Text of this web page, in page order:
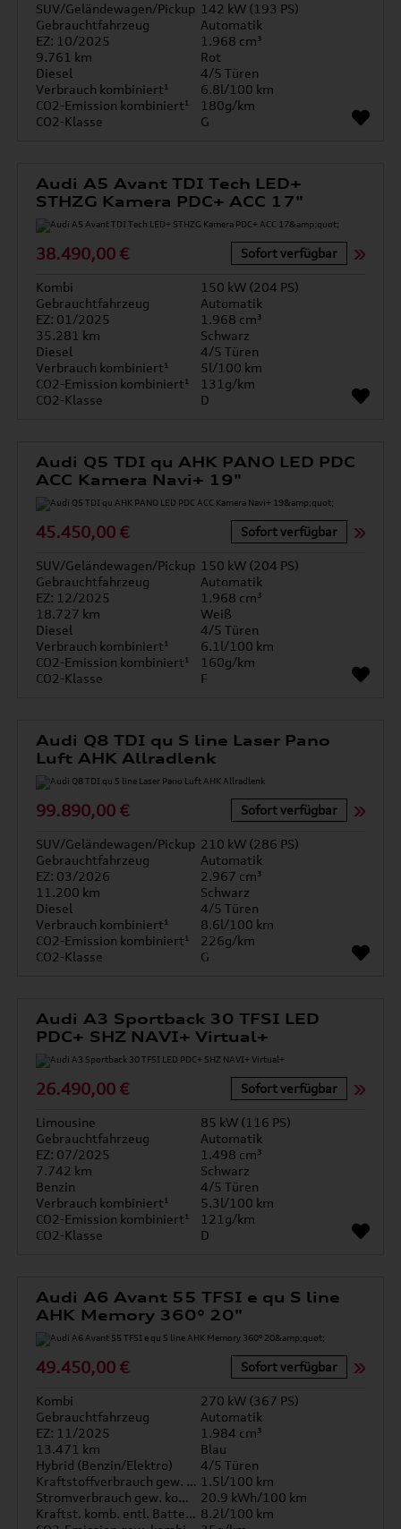
SUV/Geländewagen/Pickup 142 kW (193 PS)
Gebrauchtfahrzeug
Automatik
EZ: 10/2025
1.968 cm³
9.761 km
Rot
Diesel
4/5 Türen
Verbrauch kombiniert¹
6.8l/100 km
CO2-Emission kombiniert¹
180g/km
CO2-Klasse
G
Audi A5 Avant TDI Tech LED+
STHZG Kamera PDC+ ACC 17"
38.490,00 € Sofort verfügbar
Kombi
150 kW (204 PS)
Gebrauchtfahrzeug
Automatik
EZ: 01/2025
1.968 cm³
35.281 km
Schwarz
Diesel
4/5 Türen
Verbrauch kombiniert¹
5l/100 km
CO2-Emission kombiniert¹
131g/km
CO2-Klasse
D
Audi Q5 TDI qu AHK PANO LED PDC
ACC Kamera Navi+ 19"
45.450,00 € Sofort verfügbar
SUV/Geländewagen/Pickup 150 kW (204 PS)
Gebrauchtfahrzeug
Automatik
EZ: 12/2025
1.968 cm³
18.727 km
Weiß
Diesel
4/5 Türen
Verbrauch kombiniert¹
6.1l/100 km
CO2-Emission kombiniert¹
160g/km
CO2-Klasse
F
Audi Q8 TDI qu S line Laser Pano
Luft AHK Allradlenk
99.890,00 € Sofort verfügbar
SUV/Geländewagen/Pickup 210 kW (286 PS)
Gebrauchtfahrzeug
Automatik
EZ: 03/2026
2.967 cm³
11.200 km
Schwarz
Diesel
4/5 Türen
Verbrauch kombiniert¹
8.6l/100 km
CO2-Emission kombiniert¹
226g/km
CO2-Klasse
G
Audi A3 Sportback 30 TFSI LED
PDC+ SHZ NAVI+ Virtual+
26.490,00 € Sofort verfügbar
Limousine
85 kW (116 PS)
Gebrauchtfahrzeug
Automatik
EZ: 07/2025
1.498 cm³
7.742 km
Schwarz
Benzin
4/5 Türen
Verbrauch kombiniert¹
5.3l/100 km
CO2-Emission kombiniert¹
121g/km
CO2-Klasse
D
Audi A6 Avant 55 TFSI e qu S line
AHK Memory 360° 20"
49.450,00 € Sofort verfügbar
Kombi
270 kW (367 PS)
Gebrauchtfahrzeug
Automatik
EZ: 11/2025
1.984 cm³
13.471 km
Blau
Hybrid (Benzin/Elektro)
4/5 Türen
Kraftstoffverbrauch gew. kombiniert 1.5l/100 km
Stromverbrauch gew. kombiniert
20.9 kWh/100 km
Kraftst. komb. entl. Batterie 8.2l/100 km